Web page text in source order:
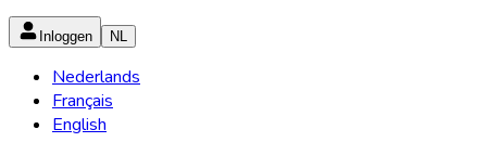
Inloggen NL
Nederlands
Français
English